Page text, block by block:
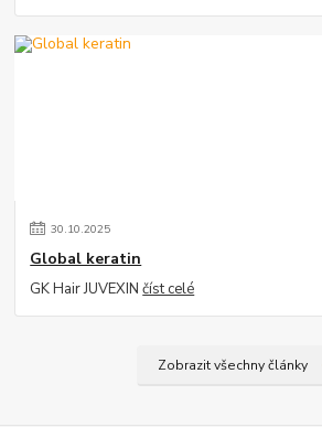
30.10.2025
Global keratin
GK Hair JUVEXINčíst celé
Zobrazit všechny články